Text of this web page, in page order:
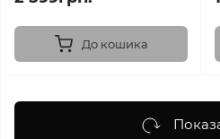
До кошика